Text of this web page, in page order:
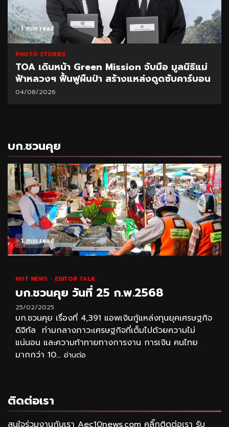
1 min read
PHOTO STORIES
TOA เดินหน้า Green Mission จับมือ มูลนิธิแม่
ฟ้าหลวงฯ ฟื้นฟูผืนป่า สร้างแหล่งดูดซับคาร์บอน
04/08/2026
บก.ชวนคุย
1 min read
HOT NEWS EDITOR TALK
บก.ชวนคุย วันที่ 25 ก.พ.2568
25/02/2025
บก.ชวนคุย เรื่องที่ 4,391 แอพเงินกู้แหล่งทุนยุคเศรษฐกิจ
ดิจิทัล ท่ามกลางภาวะเศรษฐกิจที่เต็มไปด้วยความไม่
แน่นอน และความท้าทายทางการงาน การเงิน คนไทย
มากกว่า 10... อ่านต่อ
ติดต่อเรา
สนใจร่วมงานกับเรา Aec10news.com คลิ๊กติดต่อเรา รับ